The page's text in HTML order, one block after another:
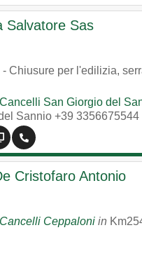
Salvatore Sas
Chiusure per l'edilizia,
San Giorgio del
Sannio +39 3356675544
Cristofaro Antonio
Ceppaloni in